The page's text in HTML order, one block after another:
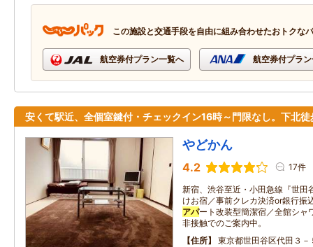
この施設と交通手段を自由に組み合わせたおトクな
航空券付プラン一覧へ 航空券付プラ
安くて駅近、全個室鍵付・チェックイン16時～門限なし。下北徒
やどかん
4.2 17件
新宿、渋谷至近・小田急線『世田
けお宿／事前クレカ決済or銀行振
アパート改装型簡潔宿／全館シャ
非接触でのご案内中。
住所
東京都世田谷区代田３－